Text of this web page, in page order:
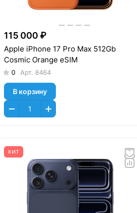
115 000 ₽
Apple iPhone 17 Pro Max 512Gb
Cosmic Orange eSIM
0 Арт. 8464
В корзину
ХИТ